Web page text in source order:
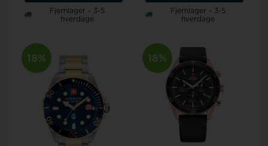
Fjernlager - 3-5
hverdage
Fjernlager - 3-5
hverdage
18% 18%